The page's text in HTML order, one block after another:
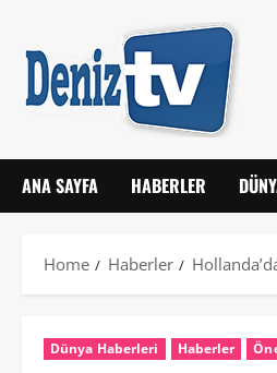
ANA SAYFA HABERLER
Home Haberler
Dünya Haberleri Haberler